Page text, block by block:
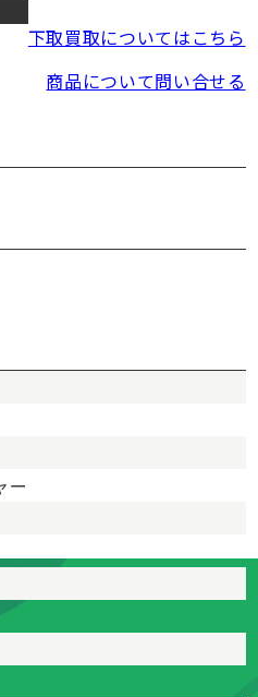
下取買取についてはこちら
商品について問い合せる
ー